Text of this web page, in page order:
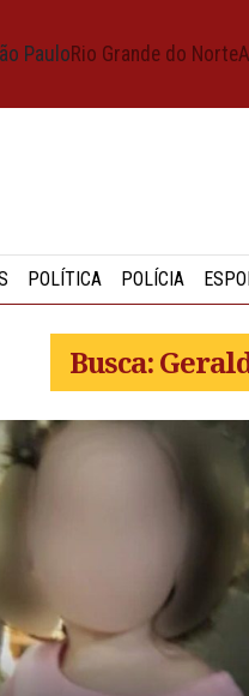
PauloRio Grande do Norte
POLÍTICA POLÍCIA
Busca: